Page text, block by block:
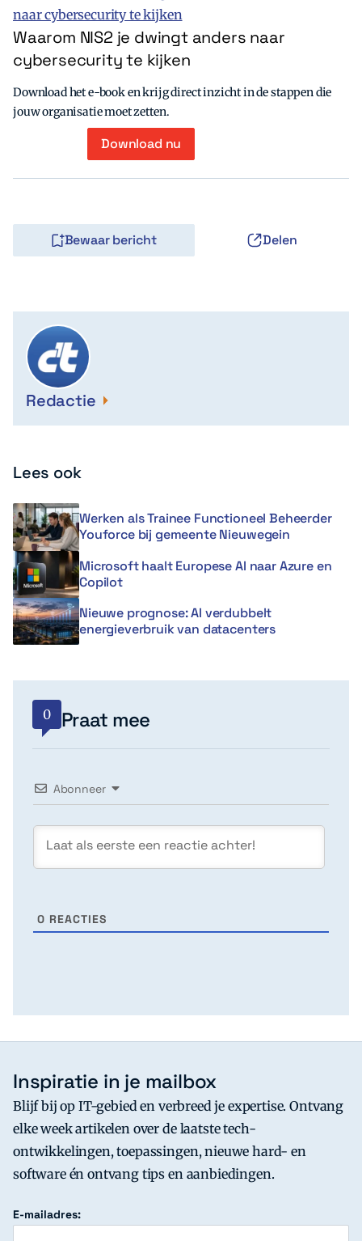
Waarom NIS2 je dwingt anders naar
cybersecurity te kijken
Download het e-book en krijg direct inzicht in de stappen die
jouw organisatie moet zetten.
Download nu
Bewaar bericht Delen
Redactie
Lees ook
Werken als Trainee Functioneel Beheerder
Youforce bij gemeente Nieuwegein
Microsoft haalt Europese AI naar Azure en
Copilot
Nieuwe prognose: AI verdubbelt
energieverbruik van datacenters
0 Praat mee
Abonneer
0 REACTIES
Inspiratie in je mailbox
Blijf bij op IT-gebied en verbreed je expertise. Ontvang
elke week artikelen over de laatste tech-
ontwikkelingen, toepassingen, nieuwe hard- en
software én ontvang tips en aanbiedingen.
E-mailadres: